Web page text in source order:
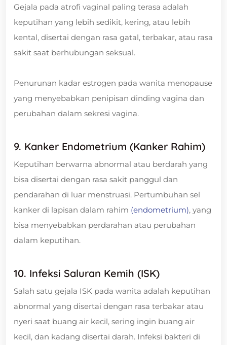
Gejala pada atrofi vaginal paling terasa adalah
keputihan yang lebih sedikit, kering, atau lebih
kental, disertai dengan rasa gatal, terbakar, atau rasa
sakit saat berhubungan seksual.
Penurunan kadar estrogen pada wanita menopause
yang menyebabkan penipisan dinding vagina dan
perubahan dalam sekresi vagina.
9. Kanker Endometrium (Kanker Rahim)
Keputihan berwarna abnormal atau berdarah yang
bisa disertai dengan rasa sakit panggul dan
pendarahan di luar menstruasi. Pertumbuhan sel
kanker di lapisan dalam rahim (endometrium), yang
bisa menyebabkan perdarahan atau perubahan
dalam keputihan.
10. Infeksi Saluran Kemih (ISK)
Salah satu gejala ISK pada wanita adalah keputihan
abnormal yang disertai dengan rasa terbakar atau
nyeri saat buang air kecil, sering ingin buang air
kecil, dan kadang disertai darah. Infeksi bakteri di